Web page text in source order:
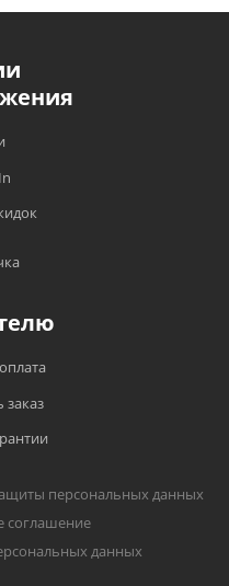
заказ
персональных данных
соглашение
данных